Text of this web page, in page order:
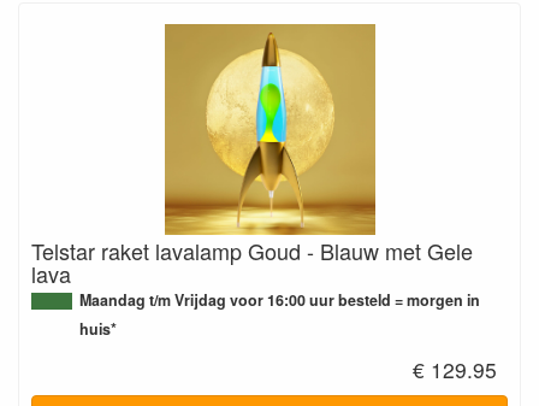
Telstar raket lavalamp Goud - Blauw met Gele
lava
Maandag t/m Vrijdag voor 16:00 uur besteld = morgen in
huis*
€ 129.95